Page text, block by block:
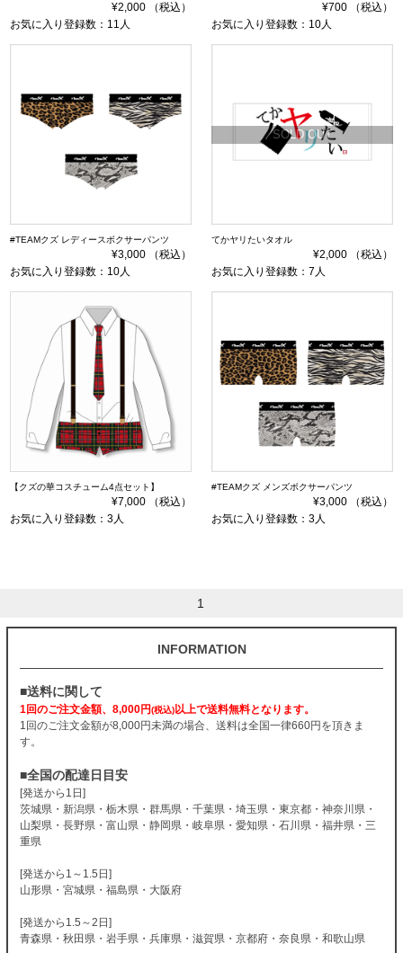
¥2,000 （税込）
お気に入り登録数：11人
¥700 （税込）
お気に入り登録数：10人
#TEAMクズ レディースボクサーパンツ
¥3,000 （税込）
お気に入り登録数：10人
SOLD OUT
てかヤリたいタオル
¥2,000 （税込）
お気に入り登録数：7人
【クズの華コスチューム4点セット】
¥7,000 （税込）
お気に入り登録数：3人
#TEAMクズ メンズボクサーパンツ
¥3,000 （税込）
お気に入り登録数：3人
1
INFORMATION
■送料に関して
1回のご注文金額、8,000円(税込)以上で送料無料となります。
1回のご注文金額が8,000円未満の場合、送料は全国一律660円を頂きま
す。
■全国の配達日目安
[発送から1日]
茨城県・新潟県・栃木県・群馬県・千葉県・埼玉県・東京都・神奈川県・
山梨県・長野県・富山県・静岡県・岐阜県・愛知県・石川県・福井県・三
重県
[発送から1～1.5日]
山形県・宮城県・福島県・大阪府
[発送から1.5～2日]
青森県・秋田県・岩手県・兵庫県・滋賀県・京都府・奈良県・和歌山県